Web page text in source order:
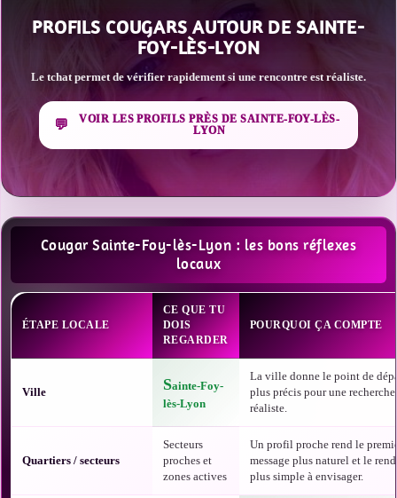
PROFILS COUGARS AUTOUR DE SAINTE-
FOY-LÈS-LYON
Le tchat permet de vérifier rapidement si une rencontre est réaliste.
VOIR LES PROFILS PRÈS DE SAINTE-FOY-LÈS-
LYON
Cougar Sainte-Foy-lès-Lyon : les bons réflexes
locaux
ÉTAPE LOCALE
CE QUE TU
DOIS
REGARDER
POURQUOI ÇA COMPTE
Ville Sainte-Foy-
lès-Lyon
La ville donne le point de
plus précis pour une
réaliste.
Quartiers / secteurs
Secteurs
proches et
zones actives
Un profil proche rend le
message plus naturel et le
plus simple à envisager.